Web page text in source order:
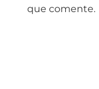
que comente.